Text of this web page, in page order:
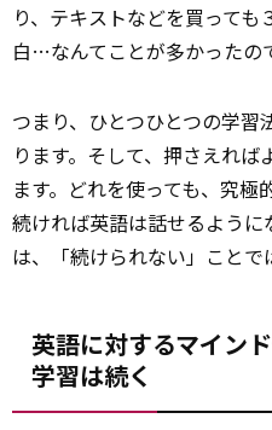
り、テキストなどを買って
白…なんてことが多かったの
つまり、ひとつひとつの学
ります。そして、押さえれ
ます。どれを使っても、究
続ければ英語は話せるように
は、「続けられない」ことで
英語に対するマイン
学習は続く